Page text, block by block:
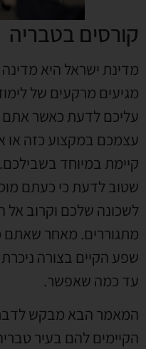
קורסים בטבריה
מדינת ישראל היא
מגיעים מרקעים של
עליכם לדעת כאשר אתם
עצמכם במקצוע כזה או
קיימת במיוחד
שטוב לדעת כי כעתם
לשכונה שלכם וקרוב אל
מתגוררים. מאחר שאתם
שפע הקיים בצורה
עד כמה שאפשר.
המאמר הבא מבקש לדבר
הקיימים להם בעיר